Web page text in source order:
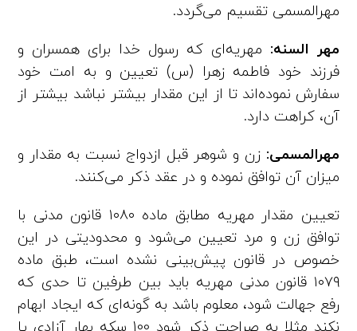
مهرالمسمی تقسیم می‌گردد.
مهر السنه: مهریه‌ای که رسول خدا برای همسران و
فرزند خود فاطمه زهرا (س) تعیین و به امت خود
سفارش نموده‌اند تا از این مقدار بیشتر نباشد بیشتر از
آن، کراهت دارد.
مهرالمسمی: زن و شوهر قبل ازدواج نسبت به مقدار و
میزان آن توافق نموده و در عقد ذکر می‌کنند.
تعیین مقدار مهریه مطابق ماده ۱۰۸۰ قانون مدنی با
توافق زن و مرد تعیین می‌شود و محدودیتی در این
خصوص در قانون پیش‌بینی نشده است، طبق ماده
۱۰۷۹ قانون مدنی مهریه باید بین طرفین تا حدی که
رفع جهالت شود، معلوم باشد به گونه‌ای که ایجاد ابهام